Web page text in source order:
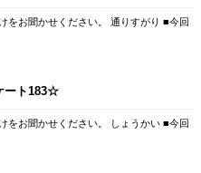
お聞かせください。 通りすがり ■今回
ート183☆
お聞かせください。 しょうかい ■今回